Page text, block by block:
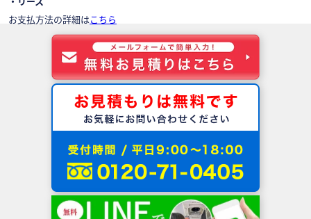
お支払方法の詳細はこちら